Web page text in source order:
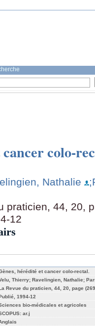
colo-
Nathalie
praticien, 44, 20,
12
hérédité et cancer colo-rectal.
Thierry; Ravelingien, Nathalie;
Revue du praticien, 44, 20, page
1994-12
bio-médicales et agricoles
ar.j